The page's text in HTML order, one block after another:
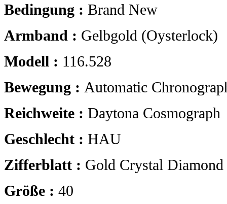
Bedingung : Brand New
Armband : Gelbgold (Oysterlock)
Modell : 116.528
Bewegung : Automatic
Reichweite : Daytona Cosmograph
Geschlecht : HAU
Zifferblatt : Gold Crystal Diamond
Größe : 40